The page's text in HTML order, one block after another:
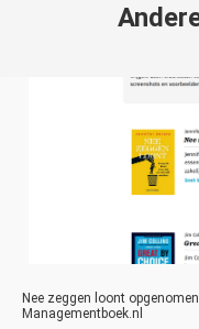
Nee zeggen loont
Managementboek.nl